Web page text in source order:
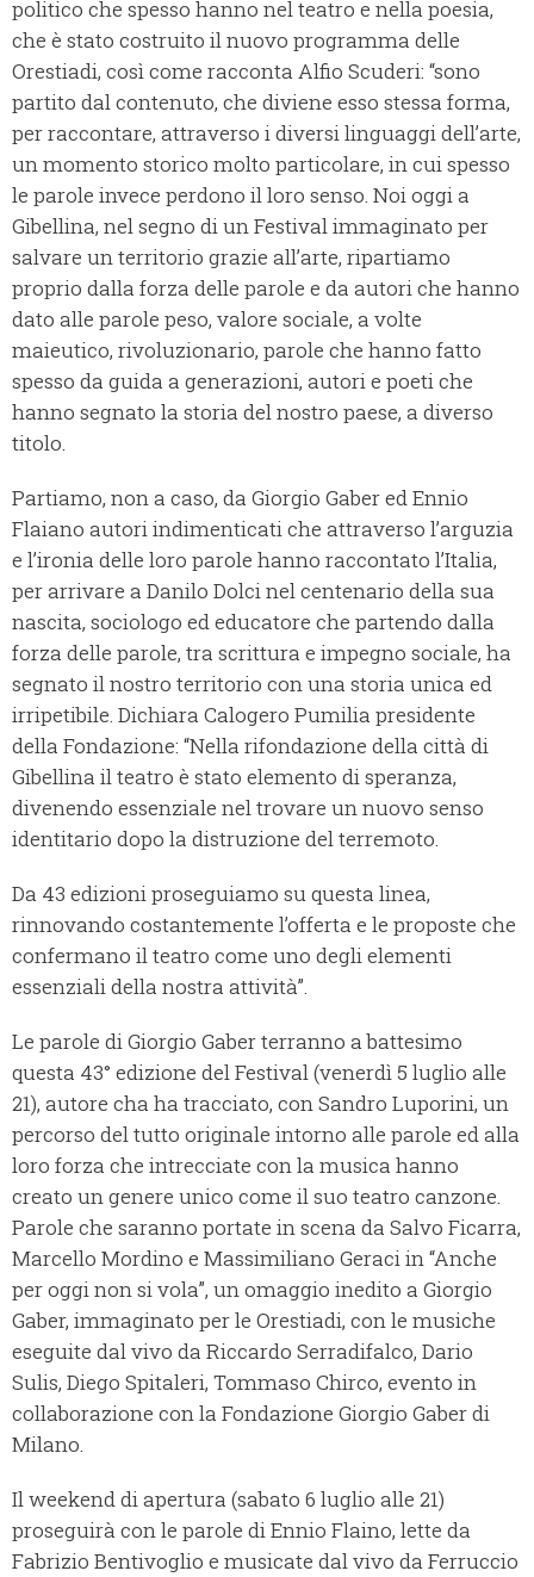
politico che spesso hanno nel teatro e nella poesia,
che è stato costruito il nuovo programma delle
Orestiadi, così come racconta Alfio Scuderi: “sono
partito dal contenuto, che diviene esso stessa forma,
per raccontare, attraverso i diversi linguaggi dell’arte,
un momento storico molto particolare, in cui spesso
le parole invece perdono il loro senso. Noi oggi a
Gibellina, nel segno di un Festival immaginato per
salvare un territorio grazie all’arte, ripartiamo
proprio dalla forza delle parole e da autori che hanno
dato alle parole peso, valore sociale, a volte
maieutico, rivoluzionario, parole che hanno fatto
spesso da guida a generazioni, autori e poeti che
hanno segnato la storia del nostro paese, a diverso
titolo.
Partiamo, non a caso, da Giorgio Gaber ed Ennio
Flaiano autori indimenticati che attraverso l’arguzia
e l’ironia delle loro parole hanno raccontato l’Italia,
per arrivare a Danilo Dolci nel centenario della sua
nascita, sociologo ed educatore che partendo dalla
forza delle parole, tra scrittura e impegno sociale, ha
segnato il nostro territorio con una storia unica ed
irripetibile. Dichiara Calogero Pumilia presidente
della Fondazione: “Nella rifondazione della città di
Gibellina il teatro è stato elemento di speranza,
divenendo essenziale nel trovare un nuovo senso
identitario dopo la distruzione del terremoto.
Da 43 edizioni proseguiamo su questa linea,
rinnovando costantemente l’offerta e le proposte che
confermano il teatro come uno degli elementi
essenziali della nostra attività”.
Le parole di Giorgio Gaber terranno a battesimo
questa 43° edizione del Festival (venerdì 5 luglio alle
21), autore cha ha tracciato, con Sandro Luporini, un
percorso del tutto originale intorno alle parole ed alla
loro forza che intrecciate con la musica hanno
creato un genere unico come il suo teatro canzone.
Parole che saranno portate in scena da Salvo Ficarra,
Marcello Mordino e Massimiliano Geraci in “Anche
per oggi non si vola”, un omaggio inedito a Giorgio
Gaber, immaginato per le Orestiadi, con le musiche
eseguite dal vivo da Riccardo Serradifalco, Dario
Sulis, Diego Spitaleri, Tommaso Chirco, evento in
collaborazione con la Fondazione Giorgio Gaber di
Milano.
Il weekend di apertura (sabato 6 luglio alle 21)
proseguirà con le parole di Ennio Flaino, lette da
Fabrizio Bentivoglio e musicate dal vivo da Ferruccio